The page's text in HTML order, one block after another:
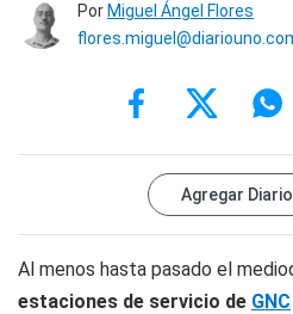
Por Miguel Ángel Flores
Agregar Diario
Al menos hasta pasado el
estaciones de servicio de GNC